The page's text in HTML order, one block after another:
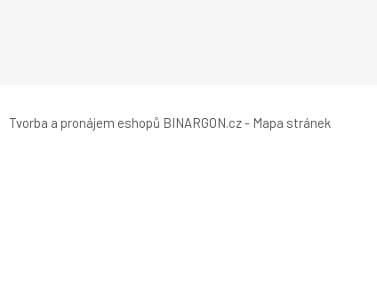
Tvorba a pronájem eshopů BINARGON.cz- Mapa stránek